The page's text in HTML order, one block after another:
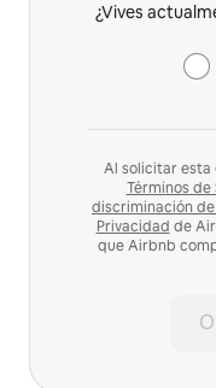
¿Vives
Al solicitar esta
Términos de
discriminación
Privacidad de
que Airbnb